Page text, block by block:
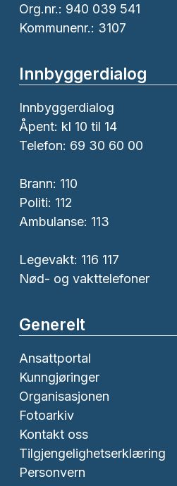
Org.nr.: 940 039 541
Kommunenr.: 3107
Innbyggerdialog
Innbyggerdialog
Åpent: kl 10 til 14
Telefon: 69 30 60 00
Brann: 110
Politi: 112
Ambulanse: 113
Legevakt: 116 117
Nød- og vakttelefoner
Generelt
Ansattportal
Kunngjøringer
Organisasjonen
Fotoarkiv
Kontakt oss
Tilgjengelighetserklæring
Personvern